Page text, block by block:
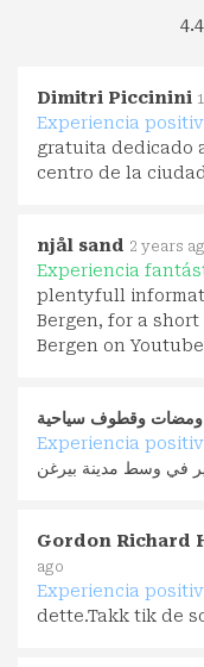
4.4
Dimitri Piccinini
Experiencia
gratuita dedicado
centro de la
njål sand 2 years
Experiencia
plentyfull
Bergen, for a
Bergen on Youtube
Experiencia
في وسط مدينة بيرغن
Gordon Richard
ago
Experiencia
dette.Takk tik de